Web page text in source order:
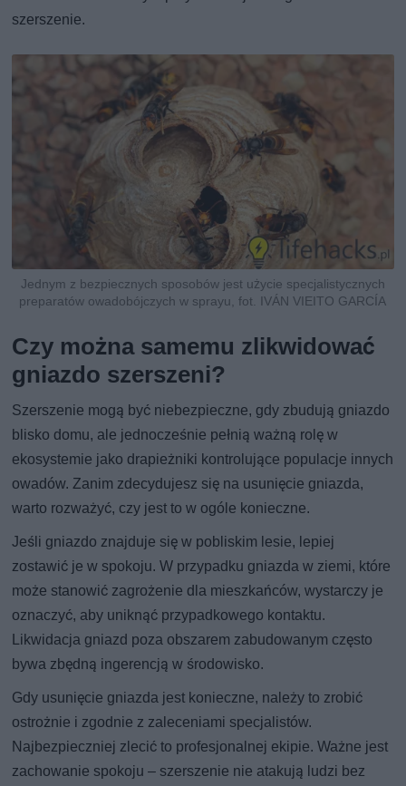
szerszenie.
Jednym z bezpiecznych sposobów jest użycie specjalistycznych
preparatów owadobójczych w sprayu, fot. IVÁN VIEITO GARCÍA
Czy można samemu zlikwidować
gniazdo szerszeni?
Szerszenie mogą być niebezpieczne, gdy zbudują gniazdo
blisko domu, ale jednocześnie pełnią ważną rolę w
ekosystemie jako drapieżniki kontrolujące populacje innych
owadów. Zanim zdecydujesz się na usunięcie gniazda,
warto rozważyć, czy jest to w ogóle konieczne.
Jeśli gniazdo znajduje się w pobliskim lesie, lepiej
zostawić je w spokoju. W przypadku gniazda w ziemi, które
może stanowić zagrożenie dla mieszkańców, wystarczy je
oznaczyć, aby uniknąć przypadkowego kontaktu.
Likwidacja gniazd poza obszarem zabudowanym często
bywa zbędną ingerencją w środowisko.
Gdy usunięcie gniazda jest konieczne, należy to zrobić
ostrożnie i zgodnie z zaleceniami specjalistów.
Najbezpieczniej zlecić to profesjonalnej ekipie. Ważne jest
zachowanie spokoju – szerszenie nie atakują ludzi bez